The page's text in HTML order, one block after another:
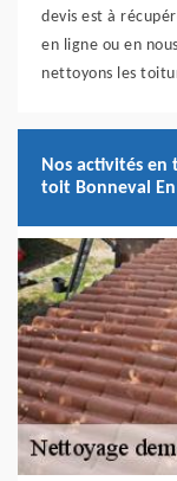
devis est à
en ligne ou en
nettoyons les
Nos activités
toit Bonneval